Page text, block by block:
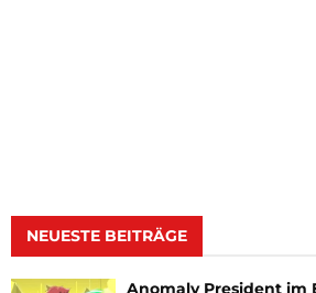
NEUESTE BEITRÄGE
Anomaly President im